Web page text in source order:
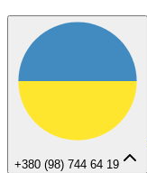
+380 (98) 744 64 19